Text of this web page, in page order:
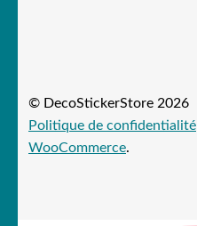
© DecoStickerStore 2026
Politique de confidentialité
WooCommerce.